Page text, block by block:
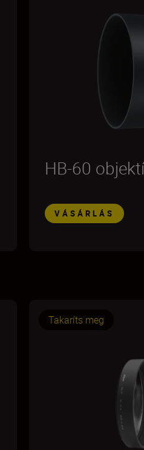
HB-60
VÁSÁRLÁS
Takaríts meg